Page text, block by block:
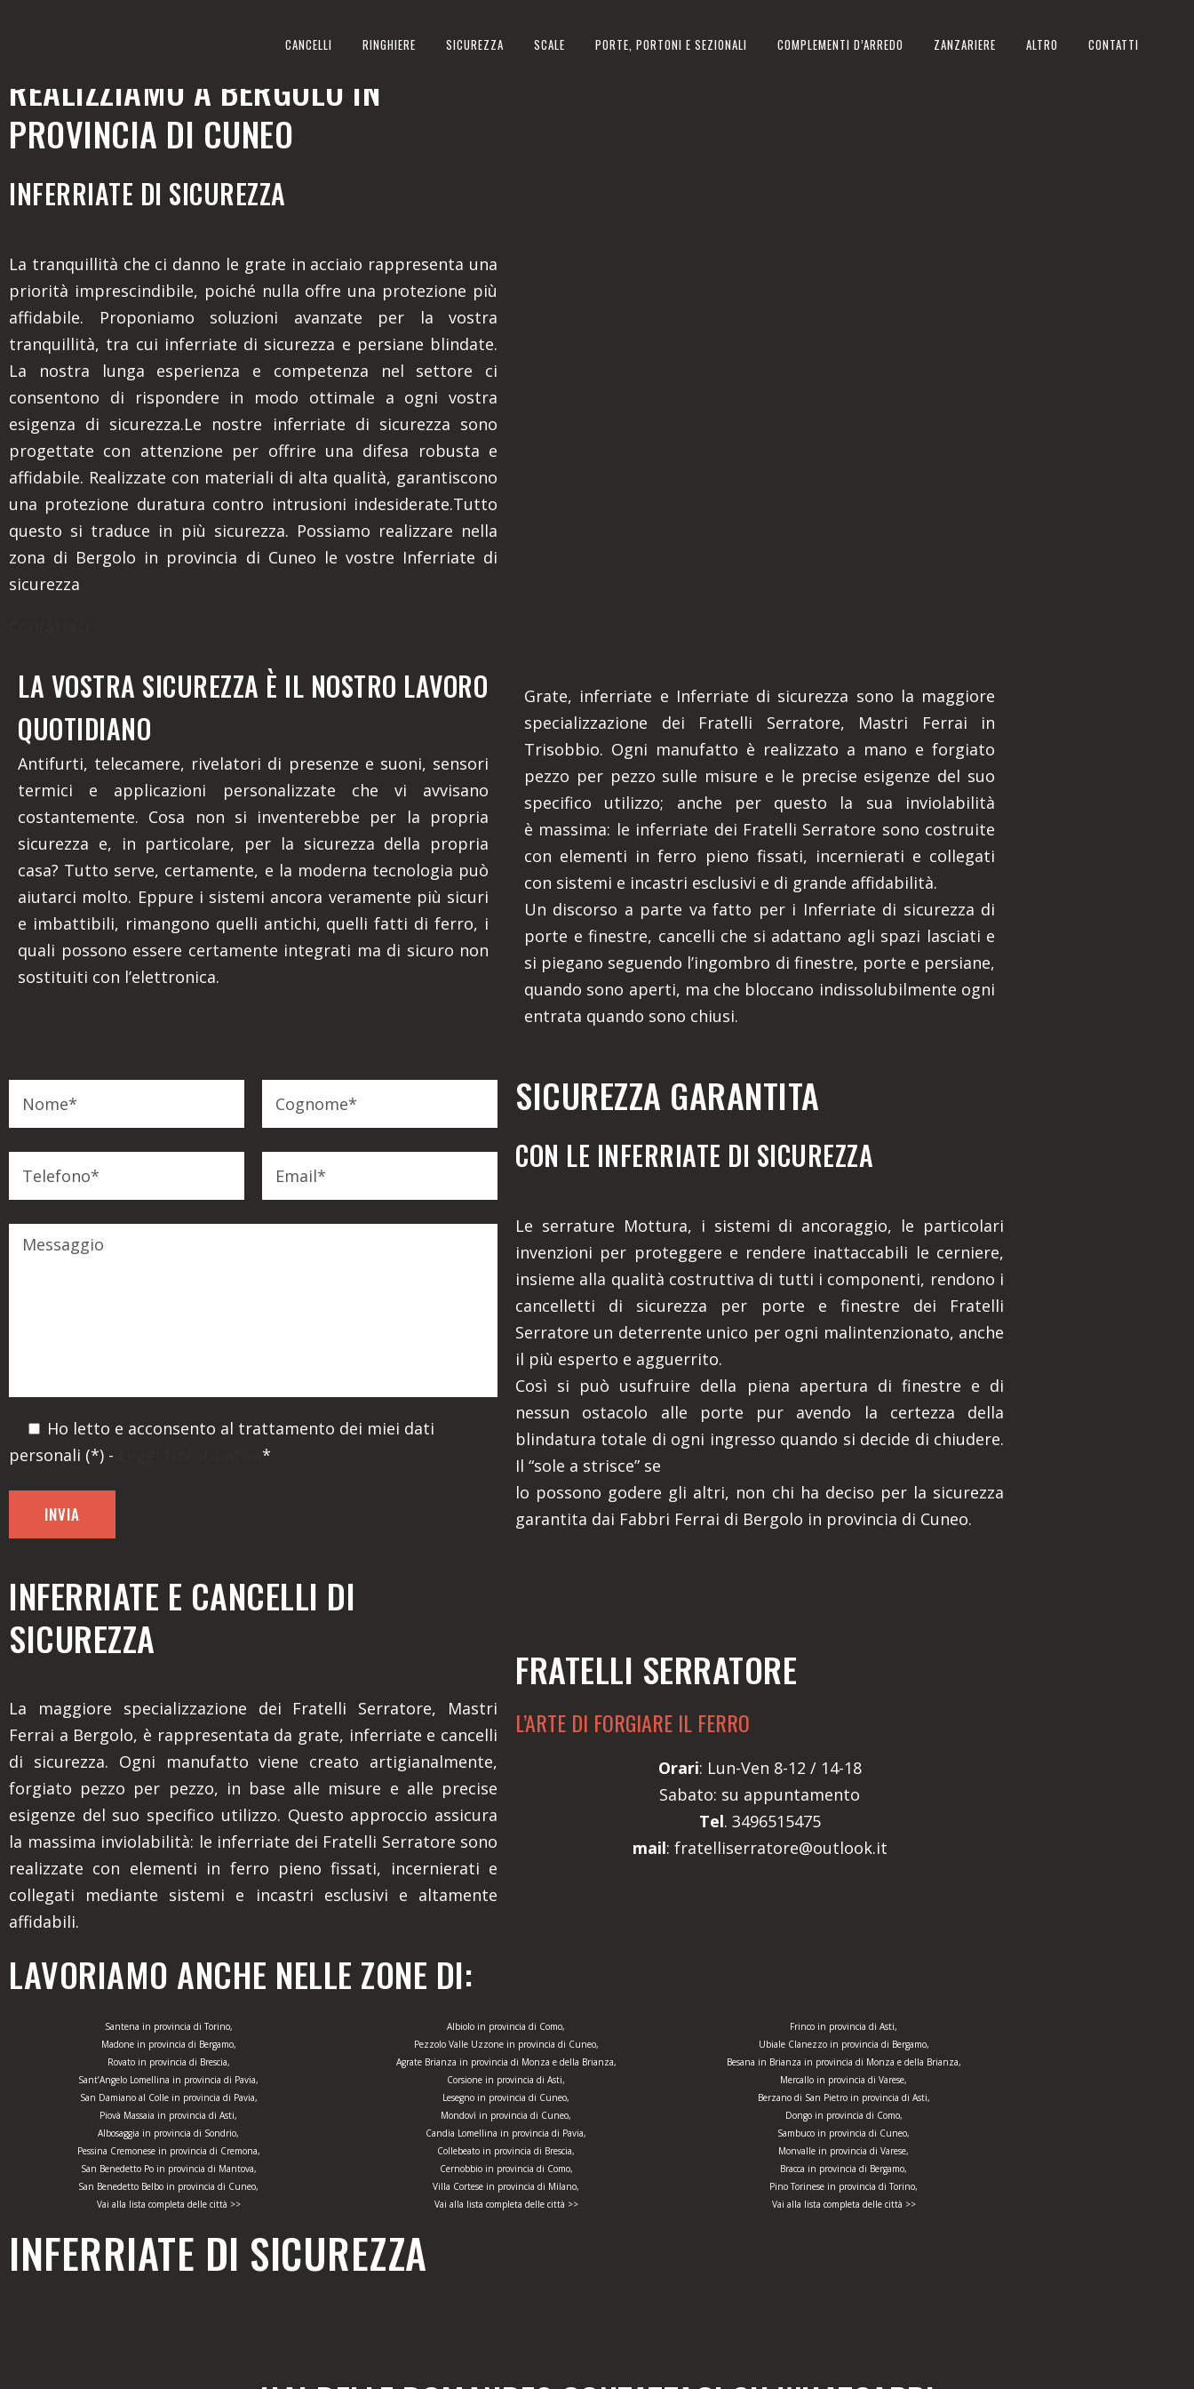
CANCELLI RINGHIERE SICUREZZA SCALE PORTE, PORTONI E SEZIONALI COMPLEMENTI D’ARREDO ZANZARIERE ALTRO CONTATTI
INFERRIATE DI SICUREZZA
REALIZZIAMO A BERGOLO IN
PROVINCIA DI CUNEO
INFERRIATE DI SICUREZZA
La tranquillità che ci danno le grate in acciaio rappresenta una
priorità imprescindibile, poiché nulla offre una protezione più
affidabile. Proponiamo soluzioni avanzate per la vostra
tranquillità, tra cui inferriate di sicurezza e persiane blindate.
La nostra lunga esperienza e competenza nel settore ci
consentono di rispondere in modo ottimale a ogni vostra
esigenza di sicurezza.Le nostre inferriate di sicurezza sono
progettate con attenzione per offrire una difesa robusta e
affidabile. Realizzate con materiali di alta qualità, garantiscono
una protezione duratura contro intrusioni indesiderate.Tutto
questo si traduce in più sicurezza. Possiamo realizzare nella
zona di Bergolo in provincia di Cuneo le vostre Inferriate di
sicurezza
LA VOSTRA SICUREZZA È IL NOSTRO LAVORO
QUOTIDIANO
Antifurti, telecamere, rivelatori di presenze e suoni, sensori
termici e applicazioni personalizzate che vi avvisano
costantemente. Cosa non si inventerebbe per la propria
sicurezza e, in particolare, per la sicurezza della propria
casa? Tutto serve, certamente, e la moderna tecnologia può
aiutarci molto. Eppure i sistemi ancora veramente più sicuri
e imbattibili, rimangono quelli antichi, quelli fatti di ferro, i
quali possono essere certamente integrati ma di sicuro non
sostituiti con l’elettronica.
Grate, inferriate e Inferriate di sicurezza sono la maggiore
specializzazione dei Fratelli Serratore, Mastri Ferrai in
Trisobbio. Ogni manufatto è realizzato a mano e forgiato
pezzo per pezzo sulle misure e le precise esigenze del suo
specifico utilizzo; anche per questo la sua inviolabilità
è massima: le inferriate dei Fratelli Serratore sono costruite
con elementi in ferro pieno fissati, incernierati e collegati
con sistemi e incastri esclusivi e di grande affidabilità.
Un discorso a parte va fatto per i Inferriate di sicurezza di
porte e finestre, cancelli che si adattano agli spazi lasciati e
si piegano seguendo l’ingombro di finestre, porte e persiane,
quando sono aperti, ma che bloccano indissolubilmente ogni
entrata quando sono chiusi.
Ho letto e acconsento al trattamento dei miei dati
personali (*) -
*
SICUREZZA GARANTITA
CON LE INFERRIATE DI SICUREZZA
Le serrature Mottura, i sistemi di ancoraggio, le particolari
invenzioni per proteggere e rendere inattaccabili le cerniere,
insieme alla qualità costruttiva di tutti i componenti, rendono i
cancelletti di sicurezza per porte e finestre dei Fratelli
Serratore un deterrente unico per ogni malintenzionato, anche
il più esperto e agguerrito.
Così si può usufruire della piena apertura di finestre e di
nessun ostacolo alle porte pur avendo la certezza della
blindatura totale di ogni ingresso quando si decide di chiudere.
Il “sole a strisce” se
lo possono godere gli altri, non chi ha deciso per la sicurezza
garantita dai Fabbri Ferrai di Bergolo in provincia di Cuneo.
INFERRIATE E CANCELLI DI
SICUREZZA
La maggiore specializzazione dei Fratelli Serratore, Mastri
Ferrai a Bergolo, è rappresentata da grate, inferriate e cancelli
di sicurezza. Ogni manufatto viene creato artigianalmente,
forgiato pezzo per pezzo, in base alle misure e alle precise
esigenze del suo specifico utilizzo. Questo approccio assicura
la massima inviolabilità: le inferriate dei Fratelli Serratore sono
realizzate con elementi in ferro pieno fissati, incernierati e
collegati mediante sistemi e incastri esclusivi e altamente
affidabili.
FRATELLI SERRATORE
L’ARTE DI FORGIARE IL FERRO
Orari: Lun-Ven 8-12 / 14-18
Sabato: su appuntamento
Tel. 3496515475
mail: fratelliserratore@outlook.it
LAVORIAMO ANCHE NELLE ZONE DI:
Santena in provincia di Torino,
Madone in provincia di Bergamo,
Rovato in provincia di Brescia,
Sant’Angelo Lomellina in provincia di Pavia,
San Damiano al Colle in provincia di Pavia,
Piovà Massaia in provincia di Asti,
Albosaggia in provincia di Sondrio,
Pessina Cremonese in provincia di Cremona,
San Benedetto Po in provincia di Mantova,
San Benedetto Belbo in provincia di Cuneo,
Vai alla lista completa delle città >>
Albiolo in provincia di Como,
Pezzolo Valle Uzzone in provincia di Cuneo,
Agrate Brianza in provincia di Monza e della Brianza,
Corsione in provincia di Asti,
Lesegno in provincia di Cuneo,
Mondovì in provincia di Cuneo,
Candia Lomellina in provincia di Pavia,
Collebeato in provincia di Brescia,
Cernobbio in provincia di Como,
Villa Cortese in provincia di Milano,
Vai alla lista completa delle città >>
Frinco in provincia di Asti,
Ubiale Clanezzo in provincia di Bergamo,
Besana in Brianza in provincia di Monza e della Brianza,
Mercallo in provincia di Varese,
Berzano di San Pietro in provincia di Asti,
Dongo in provincia di Como,
Sambuco in provincia di Cuneo,
Monvalle in provincia di Varese,
Bracca in provincia di Bergamo,
Pino Torinese in provincia di Torino,
Vai alla lista completa delle città >>
INFERRIATE DI SICUREZZA